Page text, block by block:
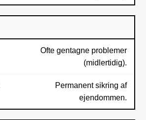
Ofte gentagne problemer
(midlertidig).
Permanent sikring af
ejendommen.